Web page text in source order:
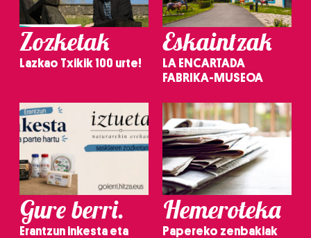
Zozketak
Lazkao Txikik 100 urte!
Eskaintzak
LA ENCARTADA
FABRIKA-MUSEOA
Gure berri.
Erantzun inkesta eta
Hemeroteka
Papereko zenbakiak